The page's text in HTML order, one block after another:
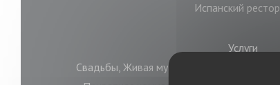
Испанский
Услуги
Свадьбы, Живая музыка и концерты,